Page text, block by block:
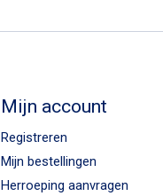
Mijn account
Registreren
Mijn bestellingen
Herroeping aanvragen